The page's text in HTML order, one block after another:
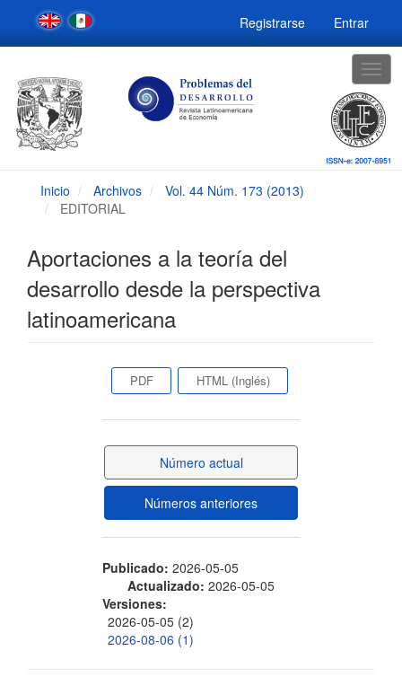
Navegación
principal
Contenido
Barra
lateral
Registrarse Entrar
Inicio Archivos
Vol. 44 Núm. 173 (2013)
EDITORIAL
Aportaciones a la teoría del
desarrollo desde la perspectiva
latinoamericana
artículo
PDF HTML (Inglés)
Número actual
Números anteriores
Publicado: 2026-05-05
Actualizado: 2026-05-05
Versiones:
2026-05-05 (2)
2026-08-06 (1)